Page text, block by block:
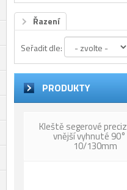
Řazení
Seřadit dle:
PRODUKTY
Kleště segerové
vnější vyhnuté
10/130mm